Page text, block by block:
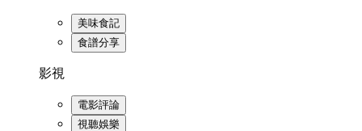
美味食記
食譜分享
影視
電影評論
視聽娛樂